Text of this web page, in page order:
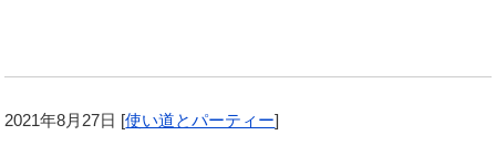
2021年8月27日 [使い道とパーティー]